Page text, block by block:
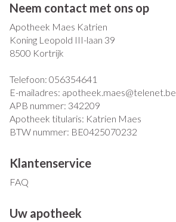
Neem contact met ons op
Apotheek Maes Katrien
Koning Leopold III-laan 39
8500 Kortrijk
Telefoon: 056354641
E-mailadres: apotheek.maes@telenet.be
APB nummer: 342209
Apotheek titularis: Katrien Maes
BTW nummer: BE0425070232
Klantenservice
FAQ
Uw apotheek